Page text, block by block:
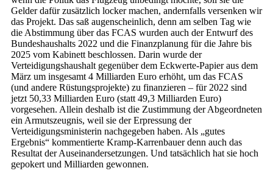
Gelder dafür zusätzlich locker machen, andernfalls versenken wir
das Projekt. Das saß augenscheinlich, denn am selben Tag wie
die Abstimmung über das FCAS wurden auch der Entwurf des
Bundeshaushalts 2022 und die Finanzplanung für die Jahre bis
2025 vom Kabinett beschlossen. Darin wurde der
Verteidigungshaushalt gegenüber dem Eckwerte-Papier aus dem
März um insgesamt 4 Milliarden Euro erhöht, um das FCAS
(und andere Rüstungsprojekte) zu finanzieren – für 2022 sind
jetzt 50,33 Milliarden Euro (statt 49,3 Milliarden Euro)
vorgesehen. Allein deshalb ist die Zustimmung der Abgeordneten
ein Armutszeugnis, weil sie der Erpressung der
Verteidigungsministerin nachgegeben haben. Als „gutes
Ergebnis“ kommentierte Kramp-Karrenbauer denn auch das
Resultat der Auseinandersetzungen. Und tatsächlich hat sie hoch
gepokert und Milliarden gewonnen.